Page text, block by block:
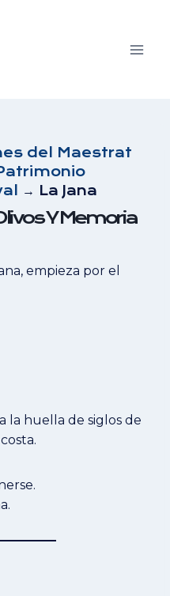
del Maestrat
→ La Jana
Y Memoria
empieza por el
la huella de siglos de